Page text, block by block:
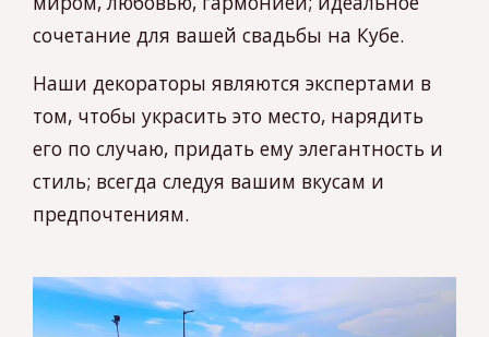
сочетание для вашей свадьбы на Кубе.
Наши декораторы являются экспертами в
том, чтобы украсить это место, нарядить
его по случаю, придать ему элегантность и
стиль; всегда следуя вашим вкусам и
предпочтениям.